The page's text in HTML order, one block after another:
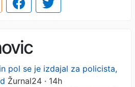
pol se je izdajal za policista,
Žurnal24 · 14h